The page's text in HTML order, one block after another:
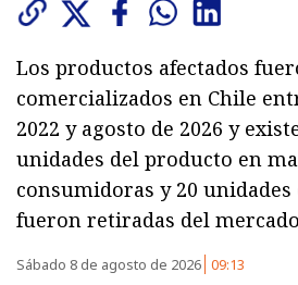
Los productos afectados
comercializados en Chile
2022 y agosto de 2026 y
unidades del producto en
consumidoras y 20 unidades
fueron retiradas del
Sábado 8 de agosto de 2026 09:13